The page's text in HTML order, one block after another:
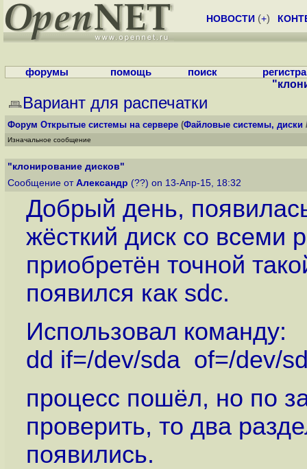
НОВОСТИ (+)
форумы помощь поиск
Вариант для распечатки
Форум Открытые системы на сервере (Файловые системы, диски
Изначальное сообщение
"клонирование дисков"
Сообщение от Александр (??) on 13-Апр-15, 18:32
Добрый день,
жёсткий диск со всеми
приобретён точной
появился как sdc.
Использовал команду:
dd if=/dev/sda of=/dev/
процесс пошёл, но по
проверить, то два
появились.